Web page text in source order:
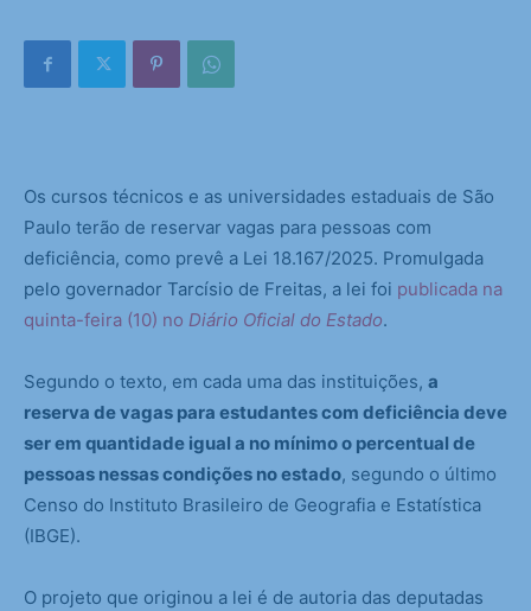
Os cursos técnicos e as universidades estaduais de São
Paulo terão de reservar vagas para pessoas com
deficiência, como prevê a Lei 18.167/2025. Promulgada
pelo governador Tarcísio de Freitas, a lei foi publicada na
quinta-feira (10) no Diário Oficial do Estado.
Segundo o texto, em cada uma das instituições, a
reserva de vagas para estudantes com deficiência deve
ser em quantidade igual a no mínimo o percentual de
pessoas nessas condições no estado, segundo o último
Censo do Instituto Brasileiro de Geografia e Estatística
(IBGE).
O projeto que originou a lei é de autoria das deputadas